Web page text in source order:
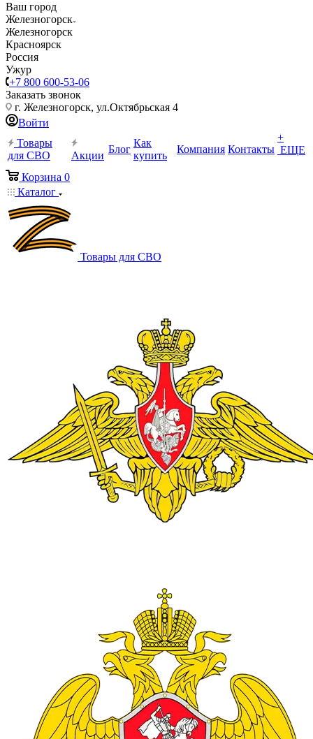
Ваш город
Железногорск
Железногорск
Красноярск
Россия
Ужур
+7 800 600-53-06
Заказать звонок
г. Железногорск, ул.Октябрьская 4
Войти
Товары
для СВО
Акции
Блог
Как
купить
Компания Контакты
+
ЕЩЕ
Корзина 0
Каталог
Товары для СВО